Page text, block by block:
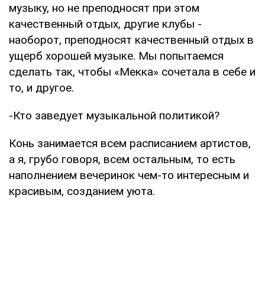
музыку, но не преподносят при этом
качественный отдых, другие клубы -
наоборот, преподносят качественный отдых в
ущерб хорошей музыке. Мы попытаемся
сделать так, чтобы «Мекка» сочетала в себе и
то, и другое.
-Кто заведует музыкальной политикой?
Конь занимается всем расписанием артистов,
а я, грубо говоря, всем остальным, то есть
наполнением вечеринок чем-то интересным и
красивым, созданием уюта.